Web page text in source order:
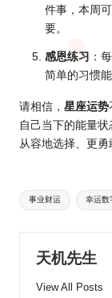
件事，本周
要。
感恩练习 ：
简单的习惯
请相信， 星座运势
自己当下的能量
从容地选择、更勇
Tags:
事业财运 幸运数
天机先生
View All Posts